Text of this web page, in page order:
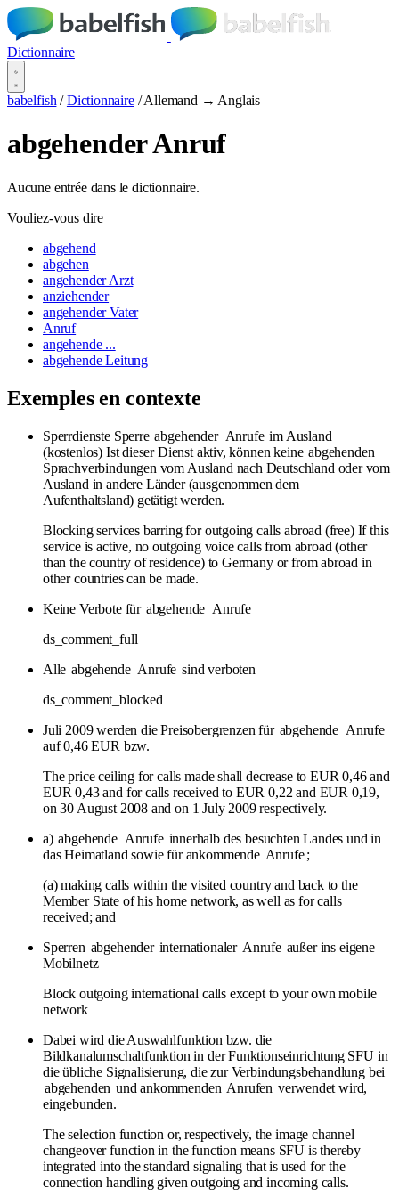
Dictionnaire
babelfish / Dictionnaire / Allemand → Anglais
abgehender Anruf
Aucune entrée dans le dictionnaire.
Vouliez-vous dire
abgehend
abgehen
angehender Arzt
anziehender
angehender Vater
Anruf
angehende ...
abgehende Leitung
Exemples en contexte
Sperrdienste Sperre abgehender Anrufe im Ausland
(kostenlos) Ist dieser Dienst aktiv, können keine abgehenden
Sprachverbindungen vom Ausland nach Deutschland oder vom
Ausland in andere Länder (ausgenommen dem
Aufenthaltsland) getätigt werden.
Blocking services barring for outgoing calls abroad (free) If this
service is active, no outgoing voice calls from abroad (other
than the country of residence) to Germany or from abroad in
other countries can be made.
Keine Verbote für abgehende Anrufe
ds_comment_full
Alle abgehende Anrufe sind verboten
ds_comment_blocked
Juli 2009 werden die Preisobergrenzen für abgehende Anrufe
auf 0,46 EUR bzw.
The price ceiling for calls made shall decrease to EUR 0,46 and
EUR 0,43 and for calls received to EUR 0,22 and EUR 0,19,
on 30 August 2008 and on 1 July 2009 respectively.
a) abgehende Anrufe innerhalb des besuchten Landes und in
das Heimatland sowie für ankommende Anrufe;
(a) making calls within the visited country and back to the
Member State of his home network, as well as for calls
received; and
Sperren abgehender internationaler Anrufe außer ins eigene
Mobilnetz
Block outgoing international calls except to your own mobile
network
Dabei wird die Auswahlfunktion bzw. die
Bildkanalumschaltfunktion in der Funktionseinrichtung SFU in
die übliche Signalisierung, die zur Verbindungsbehandlung bei
abgehenden und ankommenden Anrufen verwendet wird,
eingebunden.
The selection function or, respectively, the image channel
changeover function in the function means SFU is thereby
integrated into the standard signaling that is used for the
connection handling given outgoing and incoming calls.